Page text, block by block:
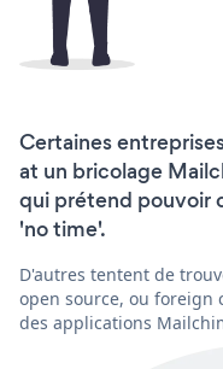
Certaines
at un bricolage
qui prétend pouvoir
'no time'.
D'autres tentent de
open source, ou foreign
des applications